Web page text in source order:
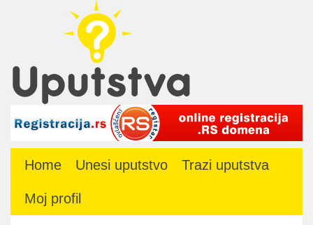
Home Unesi uputstvo Trazi uputstva
Moj profil